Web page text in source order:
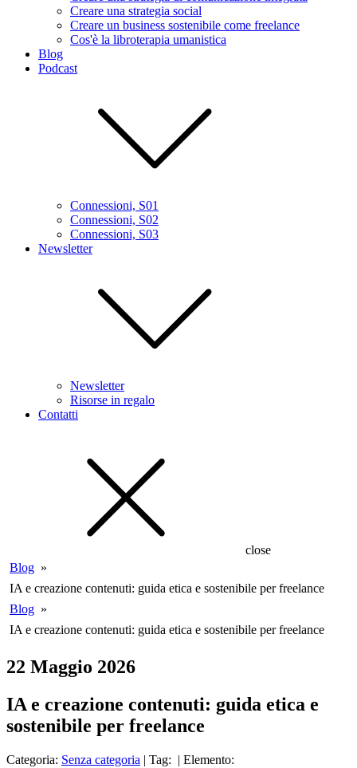
Creare una strategia social
Creare un business sostenibile come freelance
Cos'è la libroterapia umanistica
Blog
Podcast
Connessioni, S01
Connessioni, S02
Connessioni, S03
Newsletter
Newsletter
Risorse in regalo
Contatti
close
Blog »
IA e creazione contenuti: guida etica e sostenibile per freelance
Blog »
IA e creazione contenuti: guida etica e sostenibile per freelance
22 Maggio 2026
IA e creazione contenuti: guida etica e
sostenibile per freelance
Categoria: Senza categoria | Tag: | Elemento: